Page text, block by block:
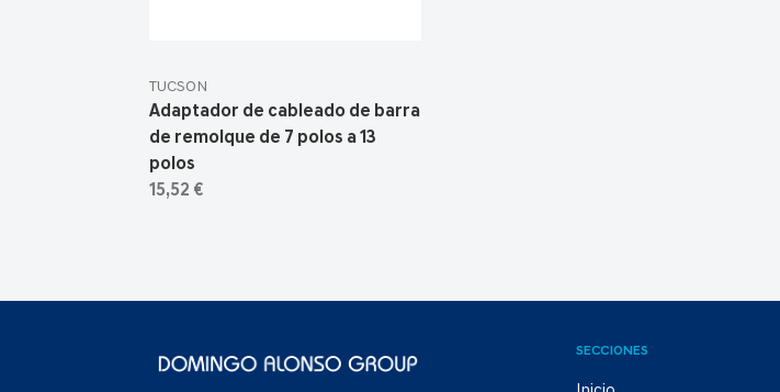
TUCSON
Adaptador de cableado de barra
de remolque de 7 polos a 13
polos
15,52 €
SECCIONES